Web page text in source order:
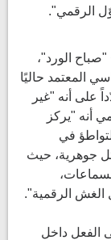
الرقمي".
الورد"،
المعتمد حاليًا
17 أكتوبر 1941"، مشدّداً على أنه "غير
أنه "يركز
في
أنه يعجز عن مجابهة 3 مسائل جوهرية، حيث
الغش الرقمية".
الفعل داخل